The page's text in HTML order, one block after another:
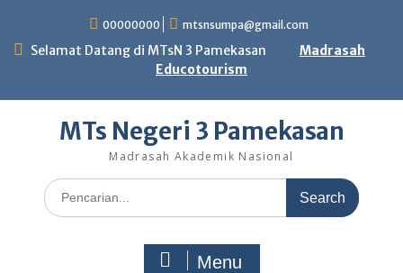
content
00000000 mtsnsumpa@gmail.com
Selamat Datang di MTsN 3 Pamekasan
Madrasah
Educotourism
MTs Negeri 3 Pamekasan
Madrasah Akademik Nasional
Search
for:
Menu